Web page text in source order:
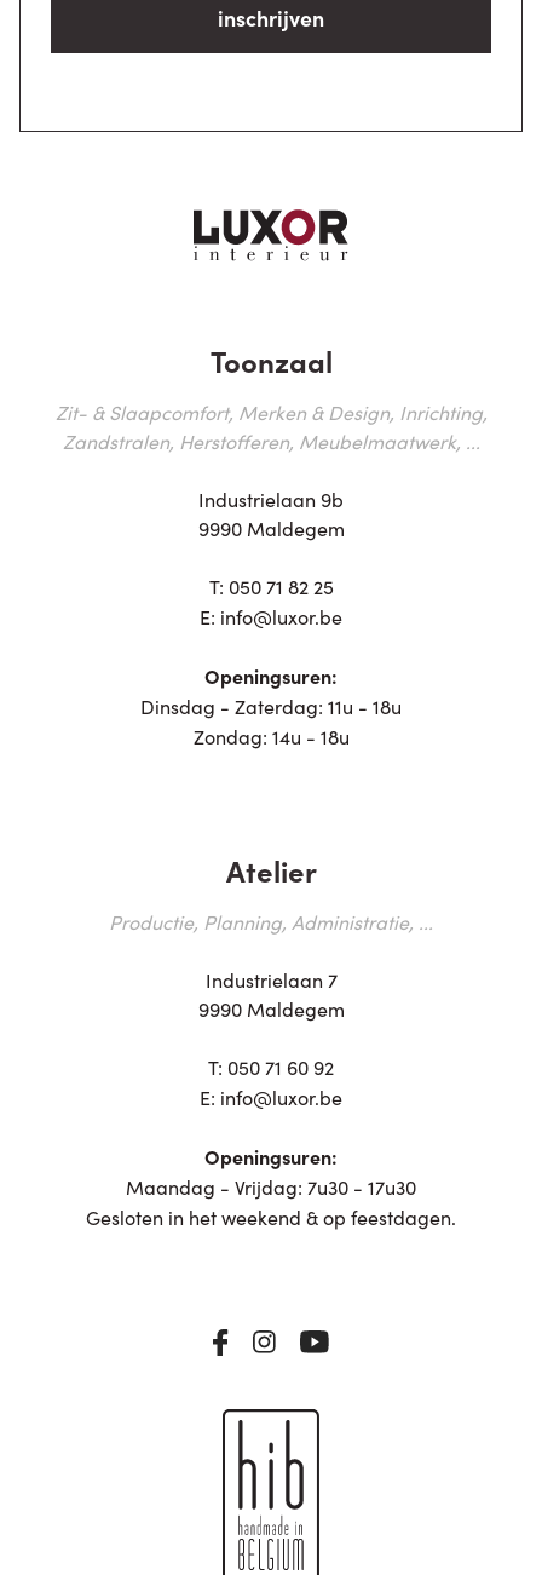
inschrijven
Toonzaal
Zit- & Slaapcomfort, Merken & Design, Inrichting,
Zandstralen, Herstofferen, Meubelmaatwerk, ...
Industrielaan 9b
9990 Maldegem
T: 050 71 82 25
E: info@luxor.be
Openingsuren:
Dinsdag - Zaterdag: 11u - 18u
Zondag: 14u - 18u
Atelier
Productie, Planning, Administratie, ...
Industrielaan 7
9990 Maldegem
T: 050 71 60 92
E: info@luxor.be
Openingsuren:
Maandag - Vrijdag: 7u30 - 17u30
Gesloten in het weekend & op feestdagen.